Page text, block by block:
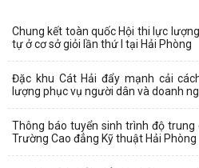
Chung kết toàn quốc Hội thi lực
tự ở cơ sở giỏi lần thứ I tại Hải Phòng
Đặc khu Cát Hải đẩy mạnh cải
lượng phục vụ người dân và doanh
Thông báo tuyển sinh trình độ
Trường Cao đẳng Kỹ thuật Hải Phòng